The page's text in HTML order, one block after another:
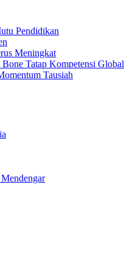
Pendidikan
Meningkat
Tatap Kompetensi Global
Tausiah